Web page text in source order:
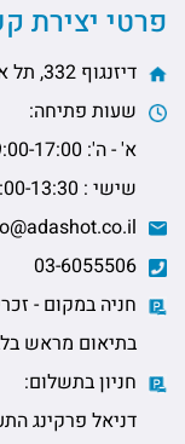
פרטי יצירת
דיזנגוף 332, תל אביב
שעות פתיחה:
א' - ה': 9:00-17:00
שישי : 9:00-13:30
חניה במקום - זכריה
בתיאום מראש
חניון בתשלום:
דניאל פרקינג